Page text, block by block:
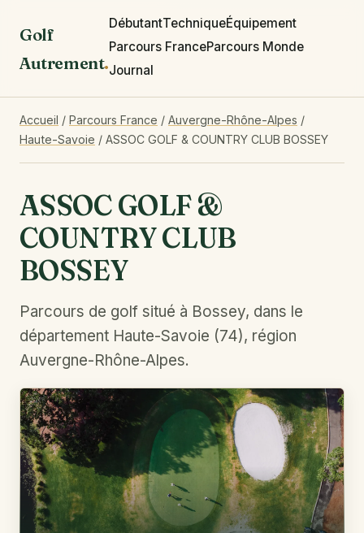
Golf
Autrement.
DébutantTechniqueÉquipement
Parcours FranceParcours Monde
Journal
Accueil / Parcours France / Auvergne-Rhône-Alpes /
Haute-Savoie / ASSOC GOLF & COUNTRY CLUB BOSSEY
ASSOC GOLF &
COUNTRY CLUB
BOSSEY
Parcours de golf situé à Bossey, dans le
département Haute-Savoie (74), région
Auvergne-Rhône-Alpes.